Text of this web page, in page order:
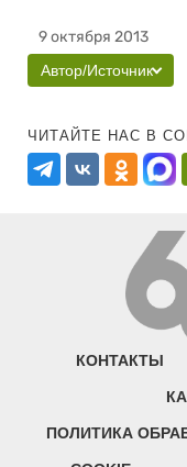
9 октября 2013
Автор/Источник
ЧИТАЙТЕ НАС В
КОНТАКТЫ
ПОЛИТИКА